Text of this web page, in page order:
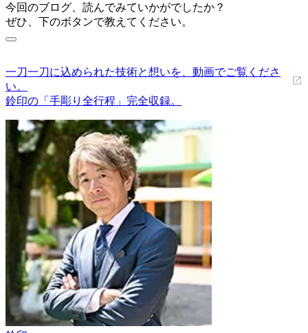
今回のブログ、読んでみていかがでしたか？
ぜひ、下のボタンで教えてください。
一刀一刀に込められた技術と想いを、動画でご覧くださ
い。
鈴印の「手彫り全行程」完全収録。